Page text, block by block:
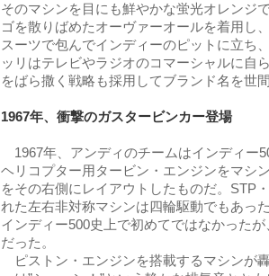
そのマシンを目にも鮮やかな蛍光オレンジ
ゴを散りばめたオーヴァーオールを着用し
スーツで包んでインディーのピットに立ち
ッリはテレビやラジオのコマーシャルに自
をばら撒く戦略も採用してブランド名を世
1967年、衝撃のガスタービンカー登場
1967年、アンディのチームはインディー
ヘリコプター用タービン・エンジンをマシ
をその右側にレイアウトしたものだ。STP
れた左右非対称マシンは四輪駆動でもあっ
インディー500史上で初めてではなかった
だった。
ピストン・エンジンを搭載するマシンが